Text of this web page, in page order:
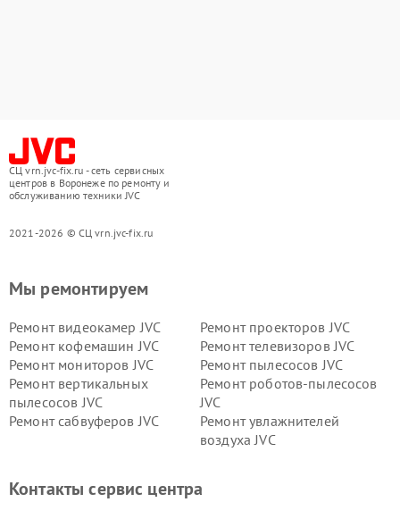
СЦ vrn.jvc-fix.ru - сеть сервисных
центров в Воронеже по ремонту и
обслуживанию техники JVC
2021-2026 © СЦ vrn.jvc-fix.ru
Мы ремонтируем
Ремонт видеокамер JVC
Ремонт проекторов JVC
Ремонт кофемашин JVC
Ремонт телевизоров JVC
Ремонт мониторов JVC
Ремонт пылесосов JVC
Ремонт вертикальных
пылесосов JVC
Ремонт роботов-пылесосов
JVC
Ремонт сабвуферов JVC
Ремонт увлажнителей
воздуха JVC
Контакты сервис центра